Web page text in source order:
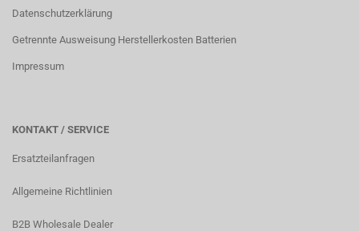
Datenschutzerklärung
Getrennte Ausweisung Herstellerkosten Batterien
Impressum
KONTAKT / SERVICE
Ersatzteilanfragen
Allgemeine Richtlinien
B2B Wholesale Dealer